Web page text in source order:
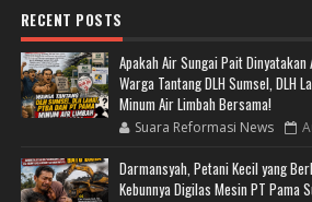
RECENT POSTS
Apakah Air Sungai Pait Dinyatakan
Warga Tantang DLH Sumsel, DLH
Minum Air Limbah Bersama!
Suara Reformasi News
Darmansyah, Petani Kecil yang
Kebunnya Digilas Mesin PT Pama